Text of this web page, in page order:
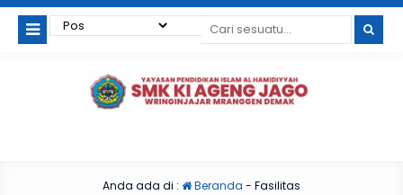
Anda ada di : Beranda - Fasilitas